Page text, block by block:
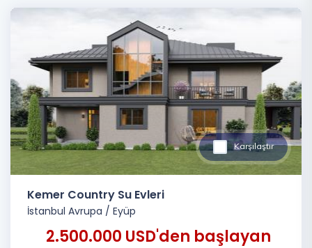
Karşılaştır
Kemer Country Su Evleri
İstanbul Avrupa / Eyüp
2.500.000 USD'den başlayan